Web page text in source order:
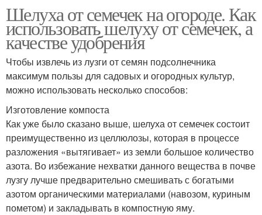
Шелуха от семечек на огороде. Как
использовать шелуху от семечек, а
качестве удобрения
Чтобы извлечь из лузги от семян подсолнечника
максимум пользы для садовых и огородных культур,
можно использовать несколько способов:
Изготовление компоста
Как уже было сказано выше, шелуха от семечек состоит
преимущественно из целлюлозы, которая в процессе
разложения «вытягивает» из земли большое количество
азота. Во избежание нехватки данного вещества в почве
лузгу лучше предварительно смешивать с богатыми
азотом органическими материалами (навозом, куриным
пометом) и закладывать в компостную яму.